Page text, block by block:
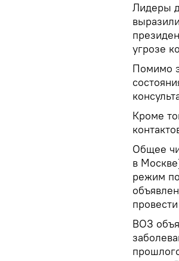
Лидеры
угрозе
Помимо
Кроме
Общее
в
режим
ВОЗ